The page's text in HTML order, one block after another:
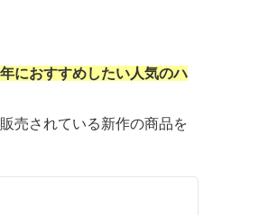
におすすめしたい人気のハ
売されている新作の商品を